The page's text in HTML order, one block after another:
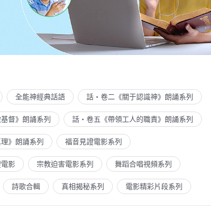
全能神經典話語 話・卷二《關于認識神》朗誦系列
督》朗誦系列 話・卷五《帶領工人的職責》朗誦系列
》朗誦系列 福音見證電影系列
影 宗教迫害電影系列 舞蹈合唱視頻系列
詩歌合輯 真相揭秘系列 電影精彩片段系列